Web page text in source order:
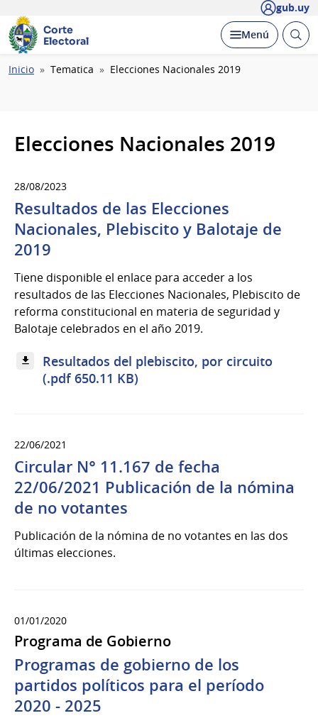
gub.uy
Corte
Electoral
Desplegar
Menú Abrir
Ruta
Inicio Tematica Elecciones Nacionales 2019
Elecciones Nacionales 2019
28/08/2023
Resultados de las Elecciones
Nacionales, Plebiscito y Balotaje de
2019
Tiene disponible el enlace para acceder a los
resultados de las Elecciones Nacionales, Plebiscito de
reforma constitucional en materia de seguridad y
Balotaje celebrados en el año 2019.
Resultados del plebiscito, por circuito
(.pdf 650.11 KB)
22/06/2021
Circular N° 11.167 de fecha
22/06/2021 Publicación de la nómina
de no votantes
Publicación de la nómina de no votantes en las dos
últimas elecciones.
01/01/2020
Programa de Gobierno
Programas de gobierno de los
partidos políticos para el período
2020 - 2025